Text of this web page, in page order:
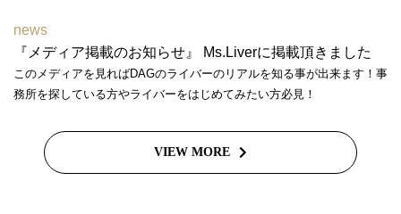
news
『メディア掲載のお知らせ』 Ms.Liverに掲載頂きました
このメディアを見ればDAGのライバーのリアルを知る事が出来ます！事
務所を探している方やライバーをはじめてみたい方必見！
VIEW MORE